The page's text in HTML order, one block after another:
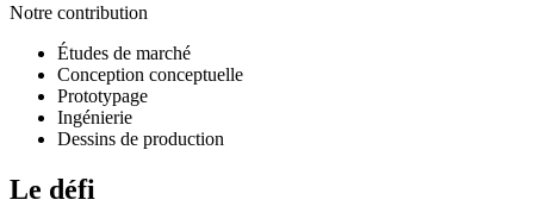
Notre contribution
Études de marché
Conception conceptuelle
Prototypage
Ingénierie
Dessins de production
Le défi